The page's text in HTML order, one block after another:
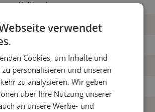
Multimode
LC/PC – SC/PC
3m
verwendet
Cookies, um Inhalte und
zu personalisieren und unseren
zu analysieren. Wir geben
über Ihre Nutzung unserer
an unsere Werbe- und